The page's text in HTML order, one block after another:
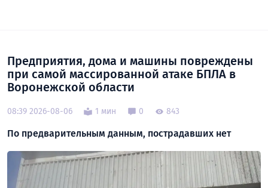
Предприятия, дома и машины повреждены
при самой массированной атаке БПЛА в
Воронежской области
08:39 2026-08-06 1 мин 0 843
По предварительным данным, пострадавших нет